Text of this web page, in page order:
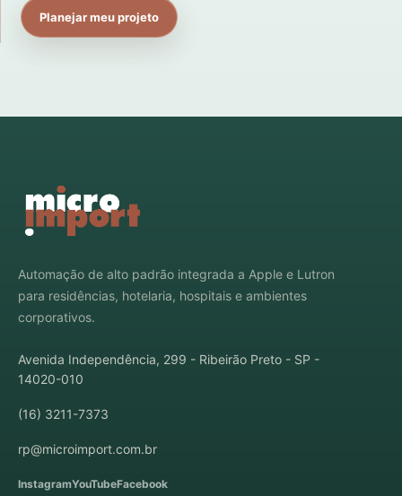
Planejar meu projeto
Automação de alto padrão integrada a Apple e Lutron
para residências, hotelaria, hospitais e ambientes
corporativos.
Avenida Independência, 299 - Ribeirão Preto - SP -
14020-010
(16) 3211-7373
rp@microimport.com.br
InstagramYouTubeFacebook